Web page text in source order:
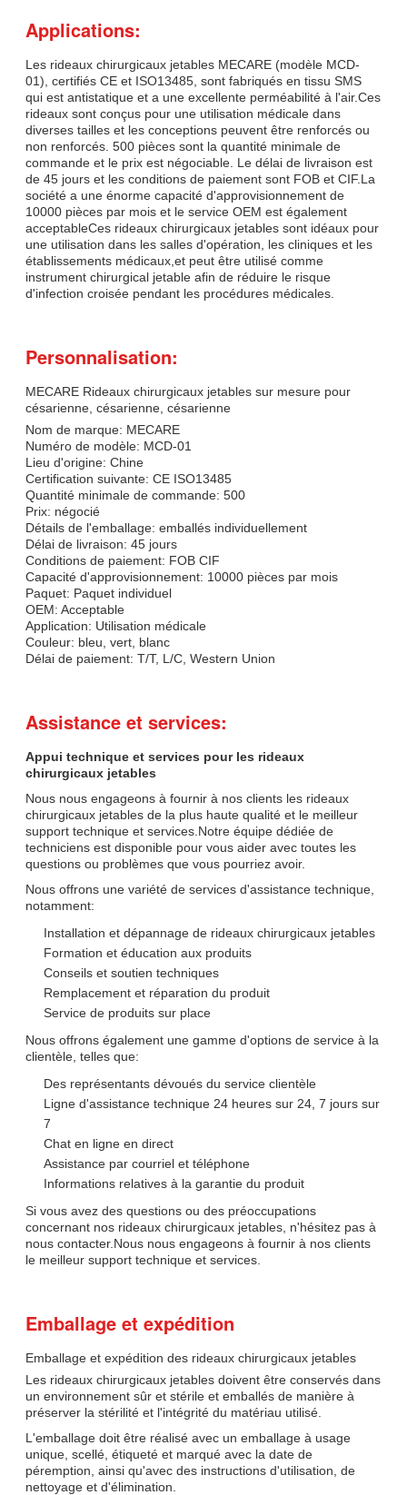
Applications:
Les rideaux chirurgicaux jetables MECARE (modèle MCD-
01), certifiés CE et ISO13485, sont fabriqués en tissu SMS
qui est antistatique et a une excellente perméabilité à l'air.Ces
rideaux sont conçus pour une utilisation médicale dans
diverses tailles et les conceptions peuvent être renforcés ou
non renforcés. 500 pièces sont la quantité minimale de
commande et le prix est négociable. Le délai de livraison est
de 45 jours et les conditions de paiement sont FOB et CIF.La
société a une énorme capacité d'approvisionnement de
10000 pièces par mois et le service OEM est également
acceptableCes rideaux chirurgicaux jetables sont idéaux pour
une utilisation dans les salles d'opération, les cliniques et les
établissements médicaux,et peut être utilisé comme
instrument chirurgical jetable afin de réduire le risque
d'infection croisée pendant les procédures médicales.
Personnalisation:
MECARE Rideaux chirurgicaux jetables sur mesure pour
césarienne, césarienne, césarienne
Nom de marque: MECARE
Numéro de modèle: MCD-01
Lieu d'origine: Chine
Certification suivante: CE ISO13485
Quantité minimale de commande: 500
Prix: négocié
Détails de l'emballage: emballés individuellement
Délai de livraison: 45 jours
Conditions de paiement: FOB CIF
Capacité d'approvisionnement: 10000 pièces par mois
Paquet: Paquet individuel
OEM: Acceptable
Application: Utilisation médicale
Couleur: bleu, vert, blanc
Délai de paiement: T/T, L/C, Western Union
Assistance et services:
Appui technique et services pour les rideaux
chirurgicaux jetables
Nous nous engageons à fournir à nos clients les rideaux
chirurgicaux jetables de la plus haute qualité et le meilleur
support technique et services.Notre équipe dédiée de
techniciens est disponible pour vous aider avec toutes les
questions ou problèmes que vous pourriez avoir.
Nous offrons une variété de services d'assistance technique,
notamment:
Installation et dépannage de rideaux chirurgicaux jetables
Formation et éducation aux produits
Conseils et soutien techniques
Remplacement et réparation du produit
Service de produits sur place
Nous offrons également une gamme d'options de service à la
clientèle, telles que:
Des représentants dévoués du service clientèle
Ligne d'assistance technique 24 heures sur 24, 7 jours sur
7
Chat en ligne en direct
Assistance par courriel et téléphone
Informations relatives à la garantie du produit
Si vous avez des questions ou des préoccupations
concernant nos rideaux chirurgicaux jetables, n'hésitez pas à
nous contacter.Nous nous engageons à fournir à nos clients
le meilleur support technique et services.
Emballage et expédition
Emballage et expédition des rideaux chirurgicaux jetables
Les rideaux chirurgicaux jetables doivent être conservés dans
un environnement sûr et stérile et emballés de manière à
préserver la stérilité et l'intégrité du matériau utilisé.
L'emballage doit être réalisé avec un emballage à usage
unique, scellé, étiqueté et marqué avec la date de
péremption, ainsi qu'avec des instructions d'utilisation, de
nettoyage et d'élimination.